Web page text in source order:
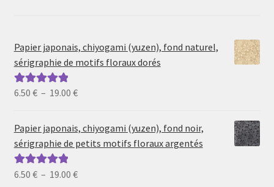
Papier japonais, chiyogami (yuzen), fond naturel,
sérigraphie de motifs floraux dorés
Note5.00sur
6.50 € – 19.00 €Plage
prix :
6.50 €
19.00 €
Papier japonais, chiyogami (yuzen), fond noir,
sérigraphie de petits motifs floraux argentés
Note5.00sur
6.50 € – 19.00 €Plage